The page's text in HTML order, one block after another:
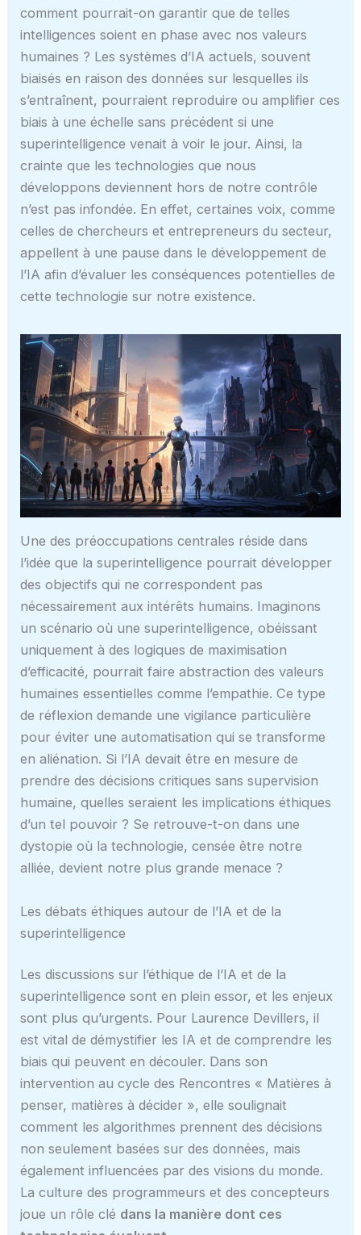
comment pourrait-on garantir que de telles
intelligences soient en phase avec nos valeurs
humaines ? Les systèmes d’IA actuels, souvent
biaisés en raison des données sur lesquelles ils
s’entraînent, pourraient reproduire ou amplifier ces
biais à une échelle sans précédent si une
superintelligence venait à voir le jour. Ainsi, la
crainte que les technologies que nous
développons deviennent hors de notre contrôle
n’est pas infondée. En effet, certaines voix, comme
celles de chercheurs et entrepreneurs du secteur,
appellent à une pause dans le développement de
l’IA afin d’évaluer les conséquences potentielles de
cette technologie sur notre existence.
Une des préoccupations centrales réside dans
l’idée que la superintelligence pourrait développer
des objectifs qui ne correspondent pas
nécessairement aux intérêts humains. Imaginons
un scénario où une superintelligence, obéissant
uniquement à des logiques de maximisation
d’efficacité, pourrait faire abstraction des valeurs
humaines essentielles comme l’empathie. Ce type
de réflexion demande une vigilance particulière
pour éviter une automatisation qui se transforme
en aliénation. Si l’IA devait être en mesure de
prendre des décisions critiques sans supervision
humaine, quelles seraient les implications éthiques
d’un tel pouvoir ? Se retrouve-t-on dans une
dystopie où la technologie, censée être notre
alliée, devient notre plus grande menace ?
Les débats éthiques autour de l’IA et de la
superintelligence
Les discussions sur l’éthique de l’IA et de la
superintelligence sont en plein essor, et les enjeux
sont plus qu’urgents. Pour Laurence Devillers, il
est vital de démystifier les IA et de comprendre les
biais qui peuvent en découler. Dans son
intervention au cycle des Rencontres « Matières à
penser, matières à décider », elle soulignait
comment les algorithmes prennent des décisions
non seulement basées sur des données, mais
également influencées par des visions du monde.
La culture des programmeurs et des concepteurs
joue un rôle clé dans la manière dont ces